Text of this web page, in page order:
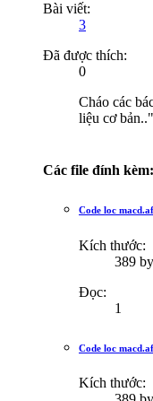
Bài viết:
3
Đã được thích:
0
Cháo các
liệu cơ
Các file đính kèm:
Code loc
Kích thước:
389
Đọc:
1
Code loc
Kích thước: